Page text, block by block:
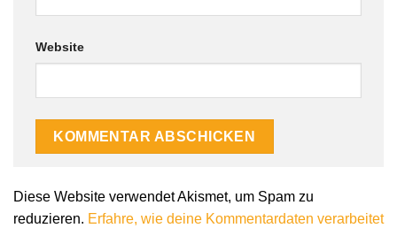
Website
Diese Website verwendet Akismet, um Spam zu
reduzieren. Erfahre, wie deine Kommentardaten verarbeitet